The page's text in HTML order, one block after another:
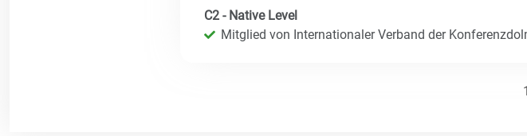
C2 - Native Level
Mitglied von Internationaler Verband der